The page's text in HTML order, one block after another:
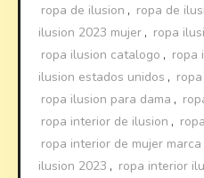
ropa de ilusion , ropa de
ilusion 2023 mujer , ropa
ropa ilusion catalogo , ropa
ilusion estados unidos ,
ropa ilusion para dama ,
ropa interior de ilusion ,
ropa interior de mujer
ilusion 2023 , ropa interior